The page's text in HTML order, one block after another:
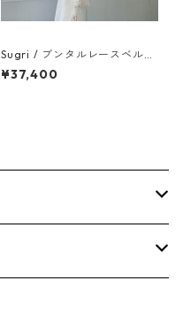
Sugri / ブンタルレースベルト
タイプ
¥37,400